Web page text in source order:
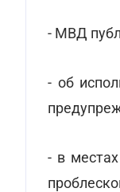
- МВД
- об
- в